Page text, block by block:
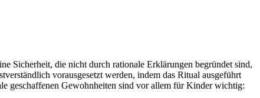
Sicherheit, die nicht durch rationale Erklärungen begründet sind,
vorausgesetzt werden, indem das Ritual ausgeführt
geschaffenen Gewohnheiten sind vor allem für Kinder wichtig: